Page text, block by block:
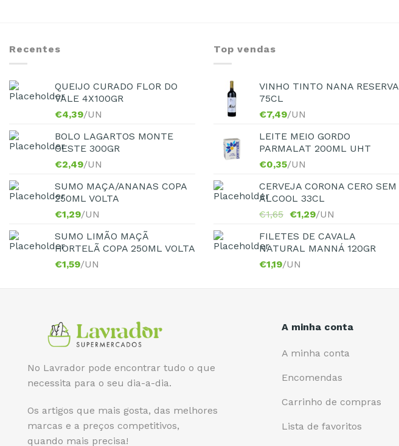
Recentes
QUEIJO CURADO FLOR DO
VALE 4X100GR
€4,39/UN
BOLO LAGARTOS MONTE
OESTE 300GR
€2,49/UN
SUMO MAÇA/ANANAS COPA
250ML VOLTA
€1,29/UN
SUMO LIMÃO MAÇÃ
HORTELÃ COPA 250ML VOLTA
€1,59/UN
Top vendas
VINHO TINTO NANA RESERVA
75CL
€7,49/UN
LEITE MEIO GORDO
PARMALAT 200ML UHT
€0,35/UN
CERVEJA CORONA CERO SEM
ÁLCOOL 33CL
€1,65 €1,29/UN
FILETES DE CAVALA
NATURAL MANNÁ 120GR
€1,19/UN
No Lavrador pode encontrar tudo o que
necessita para o seu dia-a-dia.
Os artigos que mais gosta, das melhores
marcas e a preços competitivos,
quando mais precisa!
A minha conta
A minha conta
Encomendas
Carrinho de compras
Lista de favoritos